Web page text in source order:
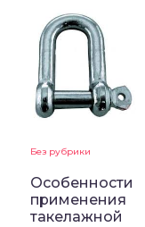
Без рубрики
Особенности
применения
такелажной